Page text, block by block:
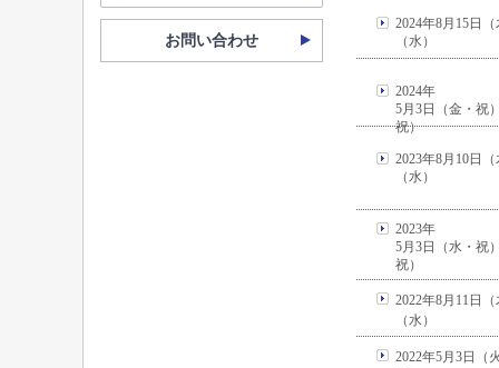
お問い合わせ
2024年8月15日
（水）
2024年
5月3日（金・祝
祝）
2023年8月10日
（水）
2023年
5月3日（水・祝
祝）
2022年8月11日
（水）
2022年5月3日（